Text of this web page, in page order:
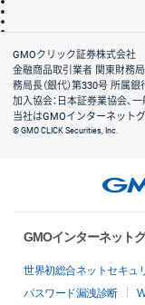
会社案内
GMOクリック証券株式会社
金融商品取引業者 関東財務
務局長（銀代）第330号 所属
加入協会：日本証券業協会、
当社はGMOインターネットグ
© GMO CLICK Securities, Inc.
GMOインターネット
世界初総合ネットセキュ
パスワード漏洩診断